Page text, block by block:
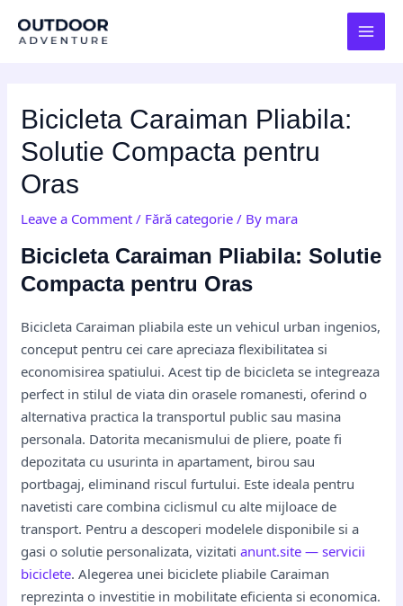
Bicicleta Caraiman Pliabila:
Solutie Compacta pentru
Oras
Leave a Comment / Fără categorie / By mara
Bicicleta Caraiman Pliabila: Solutie
Compacta pentru Oras
Bicicleta Caraiman pliabila este un vehicul urban ingenios,
conceput pentru cei care apreciaza flexibilitatea si
economisirea spatiului. Acest tip de bicicleta se integreaza
perfect in stilul de viata din orasele romanesti, oferind o
alternativa practica la transportul public sau masina
personala. Datorita mecanismului de pliere, poate fi
depozitata cu usurinta in apartament, birou sau
portbagaj, eliminand riscul furtului. Este ideala pentru
navetisti care combina ciclismul cu alte mijloace de
transport. Pentru a descoperi modelele disponibile si a
gasi o solutie personalizata, vizitatianunt.site — servicii
biciclete. Alegerea unei biciclete pliabile Caraiman
reprezinta o investitie in mobilitate eficienta si economica.
navigation